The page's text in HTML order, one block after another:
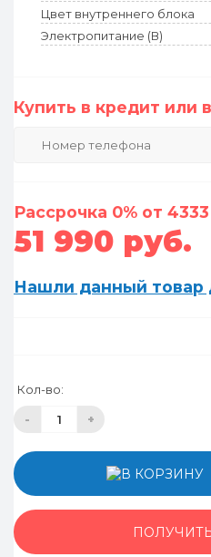
Цвет внутреннего блока
Электропитание (В)
Купить в кредит или
Рассрочка 0% от
51 990 руб.
Нашли данный товар
Кол-во:
- +